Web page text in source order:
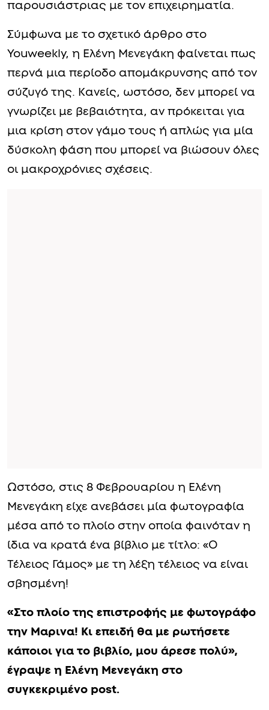
παρουσιάστριας με τον επιχειρηματία.
Σύμφωνα με το σχετικό άρθρο στο
Youweekly, η Ελένη Μενεγάκη φαίνεται πως
περνά μια περίοδο απομάκρυνσης από τον
σύζυγό της. Κανείς, ωστόσο, δεν μπορεί να
γνωρίζει με βεβαιότητα, αν πρόκειται για
μια κρίση στον γάμο τους ή απλώς για μία
δύσκολη φάση που μπορεί να βιώσουν όλες
οι μακροχρόνιες σχέσεις.
Ωστόσο, στις 8 Φεβρουαρίου η Ελένη
Μενεγάκη είχε ανεβάσει μία φωτογραφία
μέσα από το πλοίο στην οποία φαινόταν η
ίδια να κρατά ένα βίβλιο με τίτλο: «Ο
Τέλειος Γάμος» με τη λέξη τέλειος να είναι
σβησμένη!
«Στο πλοίο της επιστροφής με φωτογράφο
την Μαρινα! Κι επειδή θα με ρωτήσετε
κάποιοι για το βιβλίο, μου άρεσε πολύ»,
έγραψε η Ελένη Μενεγάκη στο
συγκεκριμένο post.